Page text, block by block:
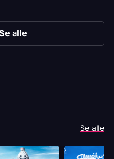
alle
Se alle